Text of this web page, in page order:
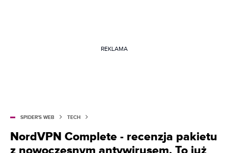
REKLAMA
SPIDER'S WEB TECH
NordVPN Complete - recenzja pakietu